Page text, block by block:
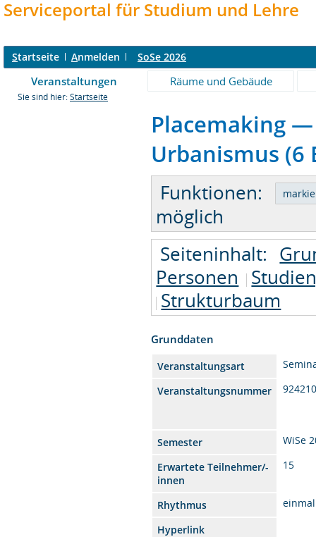
Serviceportal für Studium und Lehre
Startseite Anmelden SoSe 2026
Veranstaltungen Räume und Gebäude
Sie sind hier: Startseite
Placemaking
Urbanismus (6
Funktionen:
möglich
Seiteninhalt:
Personen
Strukturbaum
Grunddaten
Veranstaltungsart
Veranstaltungsnummer
Semester
WiSe
Erwartete Teilnehmer/-
innen
15
Rhythmus
Hyperlink